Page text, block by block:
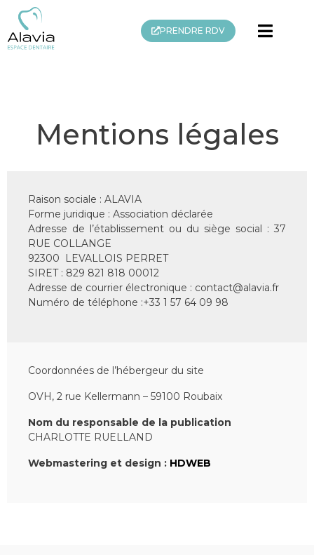
PRENDRE RDV
Mentions légales
Raison sociale : ALAVIA
Forme juridique : Association déclarée
Adresse de l’établissement ou du siège social : 37
RUE COLLANGE
92300 LEVALLOIS PERRET
SIRET : 829 821 818 00012
Adresse de courrier électronique : contact@alavia.fr
Numéro de téléphone :+33 1 57 64 09 98
Coordonnées de l’hébergeur du site
OVH, 2 rue Kellermann – 59100 Roubaix
Nom du responsable de la publication
CHARLOTTE RUELLAND
Webmastering et design : HDWEB